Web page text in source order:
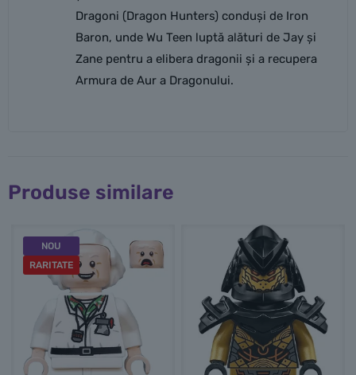
Dragoni (Dragon Hunters) conduși de Iron
Baron, unde Wu Teen luptă alături de Jay și
Zane pentru a elibera dragonii și a recupera
Armura de Aur a Dragonului.
Produse similare
NOU
RARITATE